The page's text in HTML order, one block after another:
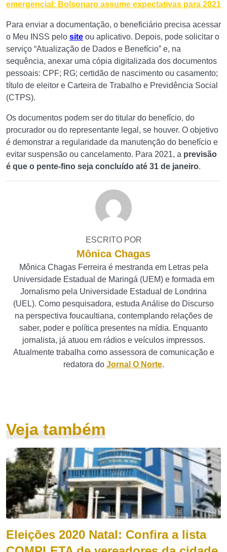
emergencial: Bolsonaro assume expectativas para 2021
Para enviar a documentação, o beneficiário precisa acessar
o Meu INSS pelo site ou aplicativo. Depois, pode solicitar o
serviço “Atualização de Dados e Benefício” e, na
sequência, anexar uma cópia digitalizada dos documentos
pessoais: CPF; RG; certidão de nascimento ou casamento;
título de eleitor e Carteira de Trabalho e Previdência Social
(CTPS).
Os documentos podem ser do titular do benefício, do
procurador ou do representante legal, se houver. O objetivo
é demonstrar a regularidade da manutenção do benefício e
evitar suspensão ou cancelamento. Para 2021, a previsão
é que o pente-fino seja concluído até 31 de janeiro.
ESCRITO POR
Mônica Chagas
Mônica Chagas Ferreira é mestranda em Letras pela
Universidade Estadual de Maringá (UEM) e formada em
Jornalismo pela Universidade Estadual de Londrina
(UEL). Como pesquisadora, estuda Análise do Discurso
na perspectiva foucaultiana, contemplando relações de
saber, poder e política presentes na mídia. Enquanto
jornalista, já atuou em rádios e veículos impressos.
Atualmente trabalha como assessora de comunicação e
redatora do Jornal O Norte.
Veja também
Eleições 2020 Natal: Confira a lista